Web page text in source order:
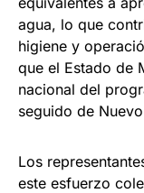
agua, lo que
higiene y
que el Estado de
nacional del
seguido de
Los
este esfuerzo